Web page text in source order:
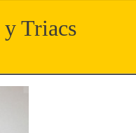
y Triacs